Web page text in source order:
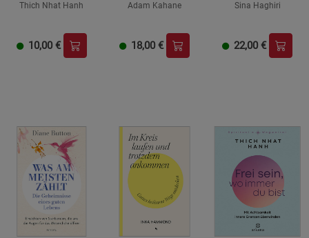
Thich Nhat Hanh
10,00 €
Adam Kahane
18,00 €
Sina Haghiri
22,00 €